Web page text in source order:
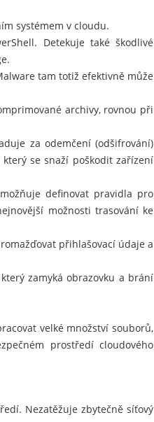
systémem v cloudu.
Detekuje také škodlivé
tam totiž efektivně může
archivy, rovnou při
za odemčení (odšifrování)
se snaží poškodit zařízení
definovat pravidla pro
možnosti trasování ke
přihlašovací údaje a
zamyká obrazovku a brání
velké množství souborů,
prostředí cloudového
Nezatěžuje zbytečně síťový